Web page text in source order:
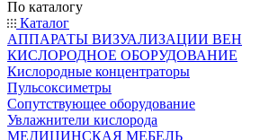
По каталогу
Каталог
АППАРАТЫ ВИЗУАЛИЗАЦИИ ВЕН
КИСЛОРОДНОЕ ОБОРУДОВАНИЕ
Кислородные концентраторы
Пульсоксиметры
Сопутствующее оборудование
Увлажнители кислорода
МЕДИЦИНСКАЯ МЕБЕЛЬ